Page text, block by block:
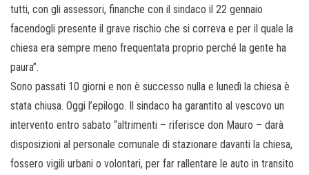
tutti, con gli assessori, finanche con il sindaco il 22 gennaio
facendogli presente il grave rischio che si correva e per il quale la
chiesa era sempre meno frequentata proprio perché la gente ha
paura”.
Sono passati 10 giorni e non è successo nulla e lunedì la chiesa è
stata chiusa. Oggi l’epilogo. Il sindaco ha garantito al vescovo un
intervento entro sabato “altrimenti – riferisce don Mauro – darà
disposizioni al personale comunale di stazionare davanti la chiesa,
fossero vigili urbani o volontari, per far rallentare le auto in transito